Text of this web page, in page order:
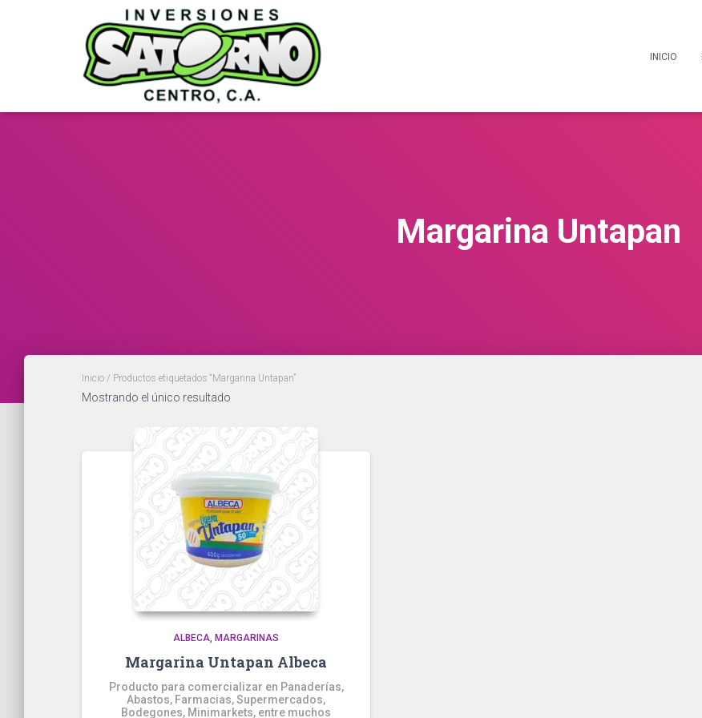
INICIO
Margarina Untapan
Inicio / Productos etiquetados “Margarina Untapan”
Mostrando el único resultado
ALBECA MARGARINAS
Margarina Untapan Albeca
Producto para comercializar en Panaderías,
Abastos, Farmacias, Supermercados,
Bodegones, Minimarkets, entre muchos